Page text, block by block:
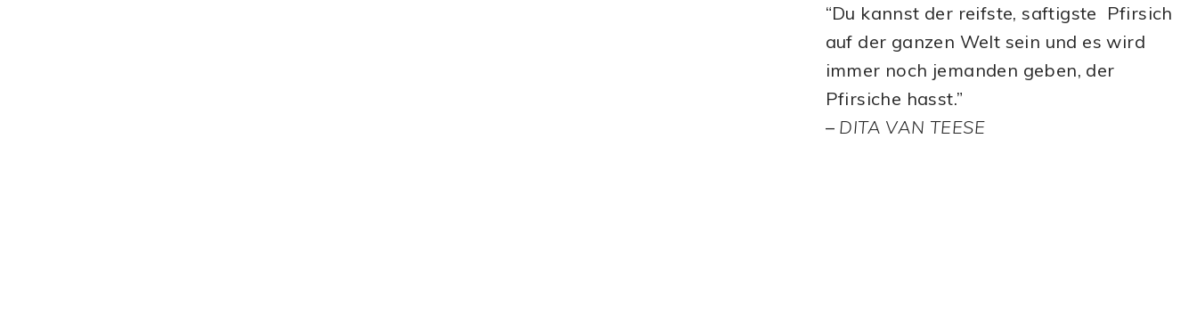
“Du kannst der reifste, saftigste Pfirsich
auf der ganzen Welt sein und es wird
immer noch jemanden geben, der
Pfirsiche hasst.”
– DITA VAN TEESE